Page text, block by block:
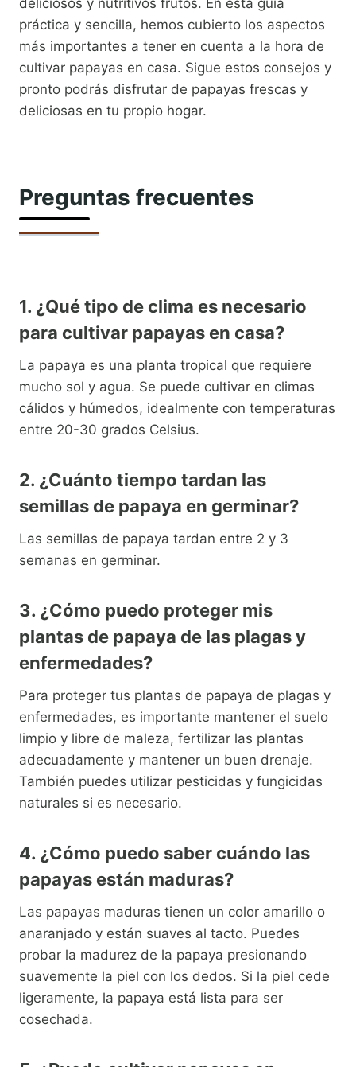
deliciosos y nutritivos frutos. En esta guía
práctica y sencilla, hemos cubierto los aspectos
más importantes a tener en cuenta a la hora de
cultivar papayas en casa. Sigue estos consejos y
pronto podrás disfrutar de papayas frescas y
deliciosas en tu propio hogar.
Preguntas frecuentes
1. ¿Qué tipo de clima es necesario
para cultivar papayas en casa?
La papaya es una planta tropical que requiere
mucho sol y agua. Se puede cultivar en climas
cálidos y húmedos, idealmente con temperaturas
entre 20-30 grados Celsius.
2. ¿Cuánto tiempo tardan las
semillas de papaya en germinar?
Las semillas de papaya tardan entre 2 y 3
semanas en germinar.
3. ¿Cómo puedo proteger mis
plantas de papaya de las plagas y
enfermedades?
Para proteger tus plantas de papaya de plagas y
enfermedades, es importante mantener el suelo
limpio y libre de maleza, fertilizar las plantas
adecuadamente y mantener un buen drenaje.
También puedes utilizar pesticidas y fungicidas
naturales si es necesario.
4. ¿Cómo puedo saber cuándo las
papayas están maduras?
Las papayas maduras tienen un color amarillo o
anaranjado y están suaves al tacto. Puedes
probar la madurez de la papaya presionando
suavemente la piel con los dedos. Si la piel cede
ligeramente, la papaya está lista para ser
cosechada.